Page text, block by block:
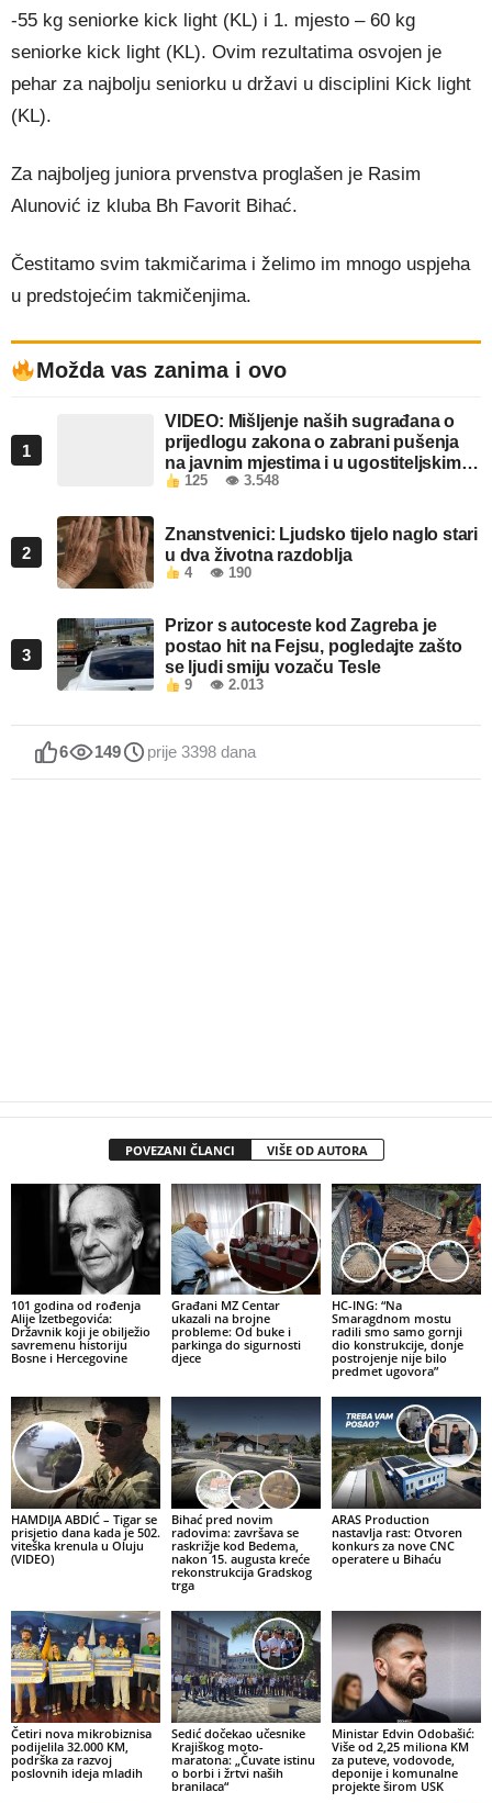
-55 kg seniorke kick light (KL) i 1. mjesto – 60 kg
seniorke kick light (KL). Ovim rezultatima osvojen je
pehar za najbolju seniorku u državi u disciplini Kick light
(KL).
Za najboljeg juniora prvenstva proglašen je Rasim
Alunović iz kluba Bh Favorit Bihać.
Čestitamo svim takmičarima i želimo im mnogo uspjeha
u predstojećim takmičenjima.
Možda vas zanima i ovo
1
VIDEO: Mišljenje naših sugrađana o
prijedlogu zakona o zabrani pušenja
na javnim mjestima i u ugostiteljskim
objektima u FBiH
125 👁 3.548
2
Znanstvenici: Ljudsko tijelo naglo stari
u dva životna razdoblja
4 👁 190
3
Prizor s autoceste kod Zagreba je
postao hit na Fejsu, pogledajte zašto
se ljudi smiju vozaču Tesle
9 👁 2.013
6 149 prije 3398 dana
POVEZANI ČLANCI VIŠE OD AUTORA
101 godina od rođenja
Alije Izetbegovića:
Državnik koji je obilježio
savremenu historiju
Bosne i Hercegovine
Građani MZ Centar
ukazali na brojne
probleme: Od buke i
parkinga do sigurnosti
djece
HC-ING: “Na
Smaragdnom mostu
radili smo samo gornji
dio konstrukcije, donje
postrojenje nije bilo
predmet ugovora”
HAMDIJA ABDIĆ – Tigar se
prisjetio dana kada je 502.
viteška krenula u Oluju
(VIDEO)
Bihać pred novim
radovima: završava se
raskrižje kod Bedema,
nakon 15. augusta kreće
rekonstrukcija Gradskog
trga
ARAS Production
nastavlja rast: Otvoren
konkurs za nove CNC
operatere u Bihaću
Četiri nova mikrobiznisa
podijelila 32.000 KM,
podrška za razvoj
poslovnih ideja mladih
Sedić dočekao učesnike
Krajiškog moto-
maratona: „Čuvate istinu
o borbi i žrtvi naših
branilaca“
Ministar Edvin Odobašić:
Više od 2,25 miliona KM
za puteve, vodovode,
deponije i komunalne
projekte širom USK